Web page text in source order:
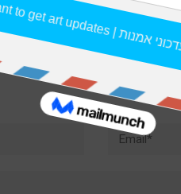
Email*